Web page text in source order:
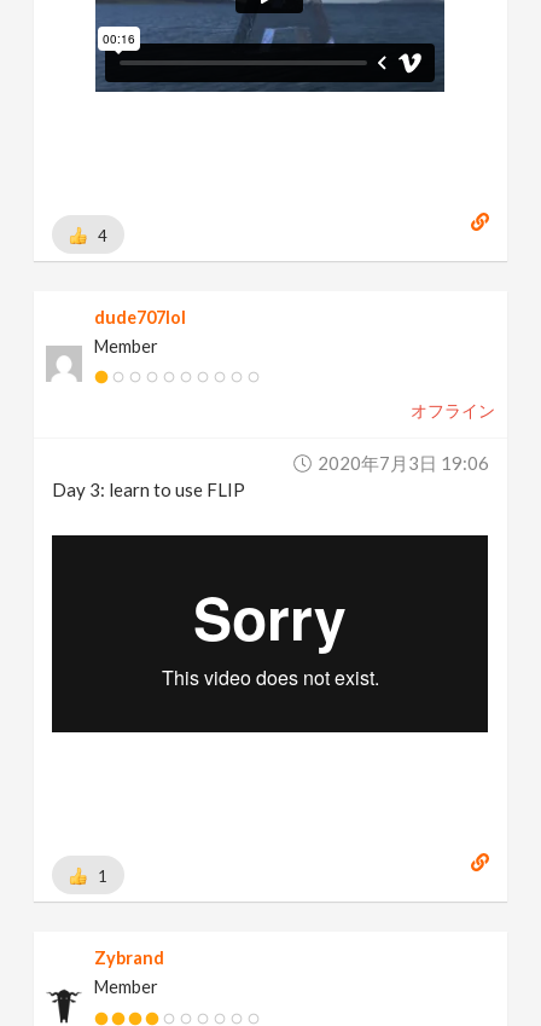
4
dude707lol
Member
オフライン
2020年7月3日 19:06
Day 3: learn to use FLIP
1
Zybrand
Member